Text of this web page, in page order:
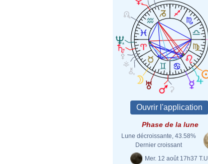
Phase de la lune
Lune décroissante, 43.58%
Dernier croissant
Mer. 12 août 17h37 T.U.